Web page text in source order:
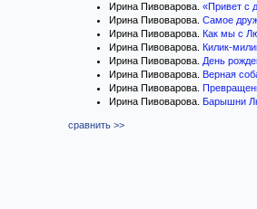
Ирина Пивоварова. «Привет с
Ирина Пивоварова. Самое
Ирина Пивоварова. Как мы с
Ирина Пивоварова. Килик-
Ирина Пивоварова. День
Ирина Пивоварова. Верная
Ирина Пивоварова.
Ирина Пивоварова. Барышни
сравнить >>